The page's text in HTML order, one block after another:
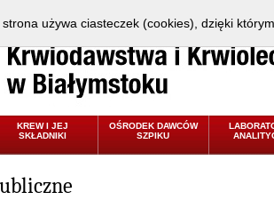
KREW I JEJ
SKŁADNIKI
OŚRODEK DAWCÓW
SZPIKU
strona używa ciasteczek (cookies), dzięki